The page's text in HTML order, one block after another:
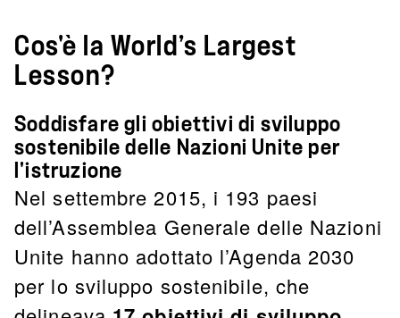
Cos'è la World’s Largest
Lesson?
Soddisfare gli obiettivi di sviluppo
sostenibile delle Nazioni Unite per
l'istruzione
Nel settembre 2015, i 193 paesi
dell’Assemblea Generale delle Nazioni
Unite hanno adottato l’Agenda 2030
per lo sviluppo sostenibile, che